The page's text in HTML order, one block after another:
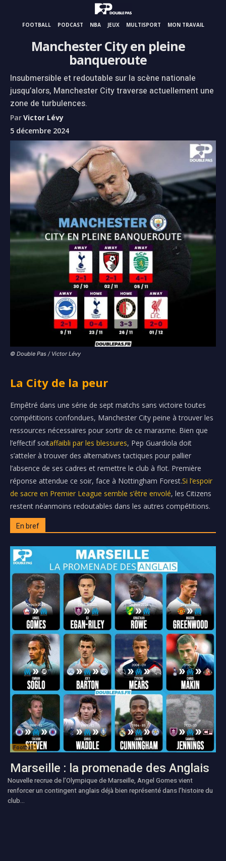
FOOTBALL PODCAST NBA JEUX MULTISPORT MON TRAVAIL
Manchester City en pleine
banqueroute
Insubmersible et redoutable sur la scène nationale
jusqu’alors, Manchester City traverse actuellement une
zone de turbulences.
ParVictor Lévy
5 décembre 2024
© Double Pas / Victor Lévy
La City de la peur
Empêtré dans une série de sept matchs sans victoire toutes
compétitions confondues, Manchester City peine à trouver les
ressources nécessaires pour sortir de ce marasme. Bien que
l’effectif soitaffaibli par les blessures, Pep Guardiola doit
s’atteler à trouver des alternatives tactiques pour pallier
l’absence de ses cadres et remettre le club à flot. Première
réponse attendue ce soir, face à Nottingham Forest.Si l’espoir
de sacre en Premier League semble s’être envolé, les Citizens
restent néanmoins redoutables dans les autres compétitions.
En bref
Football
Marseille : la promenade des Anglais
Nouvelle recrue de l’Olympique de Marseille, Angel Gomes vient
renforcer un contingent anglais déjà bien représenté dans l’histoire du
club...